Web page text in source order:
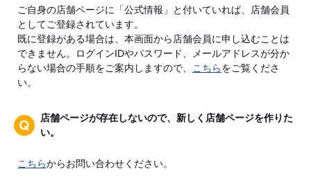
ご自身の店舗ページに「公式情報」と付いていれば、店舗会員
としてご登録されています。
既に登録がある場合は、本画面から店舗会員に申し込むことは
できません。ログインIDやパスワード、メールアドレスが分か
らない場合の手順をご案内しますので、
こちらをご覧くださ
い。
店舗ページが存在しないので、新しく店舗ページを作りた
い。
こちらからお問い合わせください。